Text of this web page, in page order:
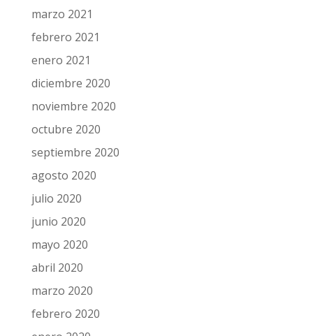
marzo 2021
febrero 2021
enero 2021
diciembre 2020
noviembre 2020
octubre 2020
septiembre 2020
agosto 2020
julio 2020
junio 2020
mayo 2020
abril 2020
marzo 2020
febrero 2020